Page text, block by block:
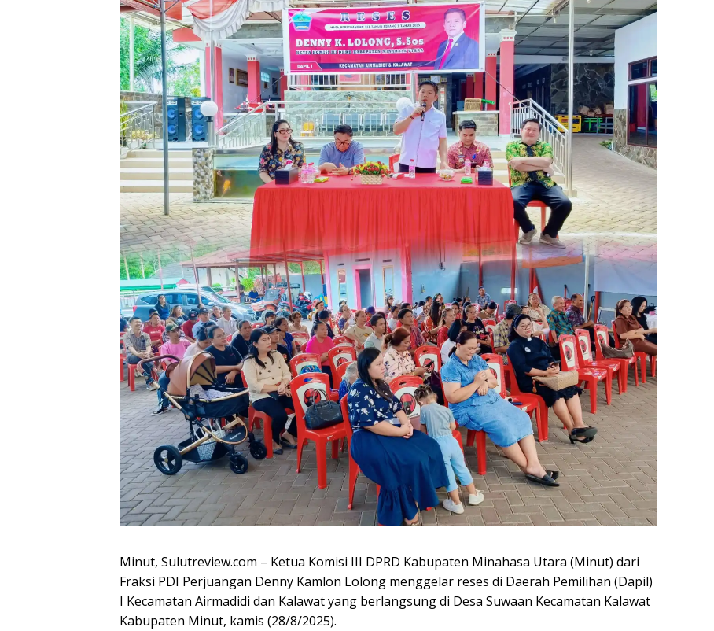
Minut, Sulutreview.com – Ketua Komisi III DPRD Kabupaten Minahasa Utara (Minut) dari
Fraksi PDI Perjuangan Denny Kamlon Lolong menggelar reses di Daerah Pemilihan (Dapil)
I Kecamatan Airmadidi dan Kalawat yang berlangsung di Desa Suwaan Kecamatan Kalawat
Kabupaten Minut, kamis (28/8/2025).